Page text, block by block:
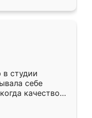
в студии
себе
качеством
уже почти